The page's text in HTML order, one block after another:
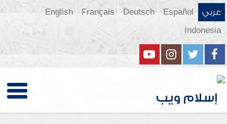
عربي Español
Deutsch
Français
English
Indonesia